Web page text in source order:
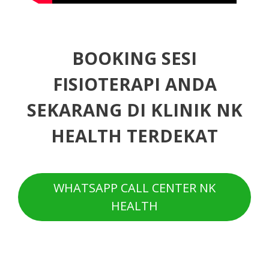
BOOKING SESI
FISIOTERAPI ANDA
SEKARANG DI KLINIK NK
HEALTH TERDEKAT
WHATSAPP CALL CENTER NK
HEALTH